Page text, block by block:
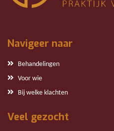
Navigeer naar
Behandelingen
Voor wie
Bij welke klachten
Veel gezocht